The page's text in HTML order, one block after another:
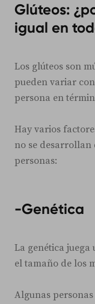
Glúteos:
igual en
Los glúteos son
pueden variar
persona en
Hay varios
no se desarrollan
personas:
-Genética
La genética
el tamaño de los
Algunas